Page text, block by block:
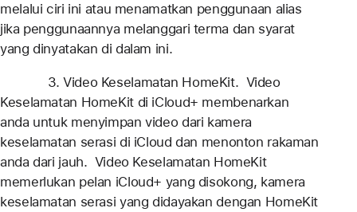
melalui ciri ini atau menamatkan penggunaan alias
jika penggunaannya melanggari terma dan syarat
yang dinyatakan di dalam ini.
3. Video Keselamatan HomeKit. Video
Keselamatan HomeKit di iCloud+ membenarkan
anda untuk menyimpan video dari kamera
keselamatan serasi di iCloud dan menonton rakaman
anda dari jauh. Video Keselamatan HomeKit
memerlukan pelan iCloud+ yang disokong, kamera
keselamatan serasi yang didayakan dengan HomeKit